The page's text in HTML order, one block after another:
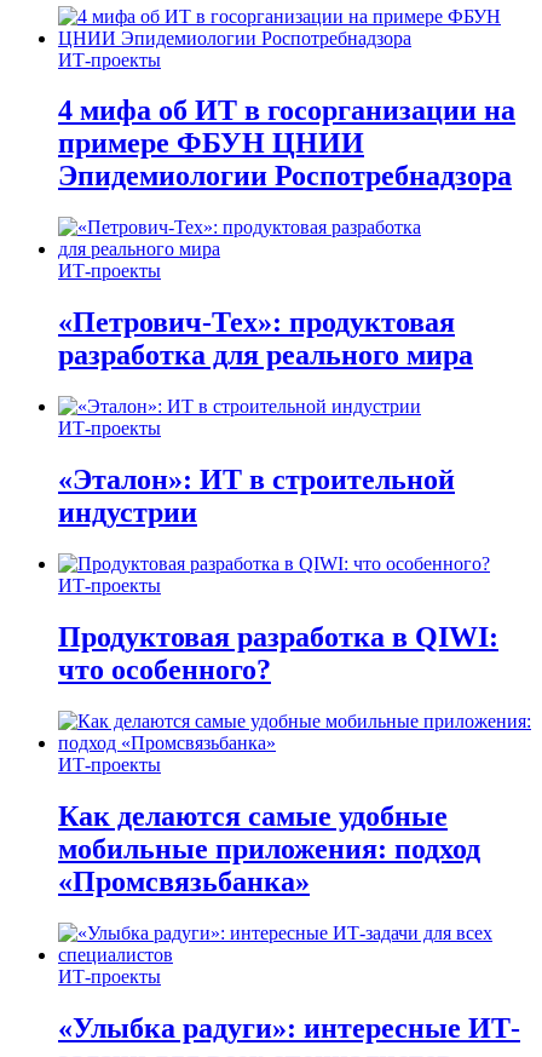
ИТ-проекты
4 мифа об ИТ в госорганизации на
примере ФБУН ЦНИИ
Эпидемиологии Роспотребнадзора
ИТ-проекты
«Петрович-Тех»: продуктовая
разработка для реального мира
ИТ-проекты
«Эталон»: ИТ в строительной
индустрии
ИТ-проекты
Продуктовая разработка в QIWI:
что особенного?
ИТ-проекты
Как делаются самые удобные
мобильные приложения: подход
«Промсвязьбанка»
ИТ-проекты
«Улыбка радуги»: интересные ИТ-